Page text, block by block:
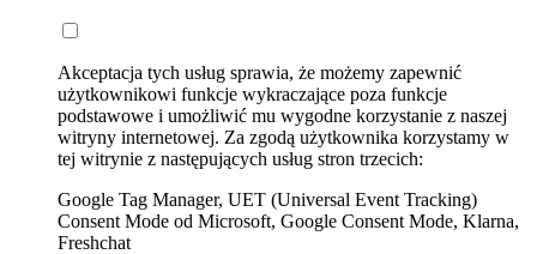
Akceptacja tych usług sprawia, że możemy zapewnić
użytkownikowi funkcje wykraczające poza funkcje
podstawowe i umożliwić mu wygodne korzystanie z naszej
witryny internetowej. Za zgodą użytkownika korzystamy w
tej witrynie z następujących usług stron trzecich:
Google Tag Manager, UET (Universal Event Tracking)
Consent Mode od Microsoft, Google Consent Mode, Klarna,
Freshchat